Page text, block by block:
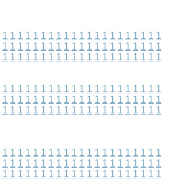
1 1 1 1 1 1 1 1 1 1 1 1 1 1 1 1 1 1 1 1 1
1 1 1 1 1 1 1 1 1 1 1 1 1 1 1 1 1 1 1 1 1
1 1 1 1 1 1 1 1 1 1 1 1 1 1 1 1 1 1 1 1 1
1 1 1 1 1 1 1 1 1 1 1 1 1 1 1 1 1 1 1 1 1
1 1 1 1 1 1 1 1 1 1 1 1 1 1 1 1 1 1 1 1 1
1 1 1 1 1 1 1 1 1 1 1 1 1 1 1 1 1 1 1 1 1
1 1 1 1 1 1 1 1 1 1 1 1 1 1 1 1 1 1 1 1 1
1 1 1 1 1 1 1 1 1 1 1 1 1 1 1 1 1 1 1 1 1
1 1 1 1 1 1 1 1 1 1 1 1 1 1 1 1 1 1 1 1 1